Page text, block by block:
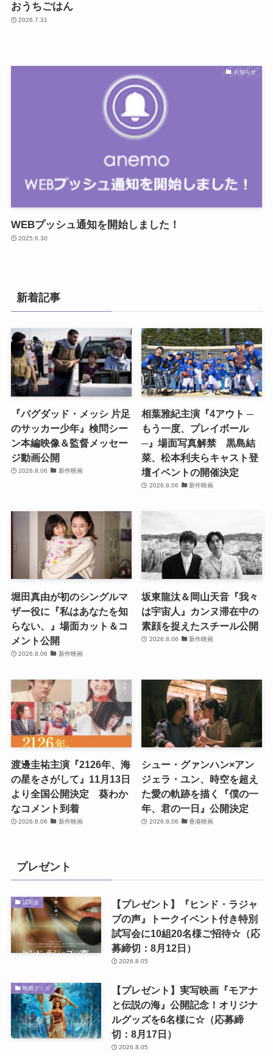
おうちごはん
2026.7.31
お知らせ
WEBプッシュ通知を開始しました！
2025.6.30
新着記事
『バグダッド・メッシ 片足
のサッカー少年』検問シー
ン本編映像＆監督メッセー
ジ動画公開
2026.8.06 新作映画
相葉雅紀主演『4アウト ─
もう一度、プレイボール
─』場面写真解禁 黒島結
菜、松本利夫らキャスト登
壇イベントの開催決定
2026.8.06 新作映画
堀田真由が初のシングルマ
ザー役に『私はあなたを知
らない、』場面カット＆コ
メント公開
2026.8.06 新作映画
坂東龍汰＆岡山天音『我々
は宇宙人』カンヌ滞在中の
素顔を捉えたスチール公開
2026.8.06 新作映画
渡邊圭祐主演『2126年、海
の星をさがして』11月13日
より全国公開決定 葵わか
なコメント到着
2026.8.06 新作映画
シュー・グァンハン×アン
ジェラ・ユン、時空を超え
た愛の軌跡を描く『僕の一
年、君の一日』公開決定
2026.8.06 香港映画
プレゼント
試写会
【プレゼント】『ヒンド・ラジャ
ブの声』トークイベント付き特別
試写会に10組20名様ご招待☆（応
募締切：8月12日）
2026.8.05
映画グッズ
【プレゼント】実写映画『モアナ
と伝説の海』公開記念！オリジナ
ルグッズを6名様に☆（応募締
切：8月17日）
2026.8.05